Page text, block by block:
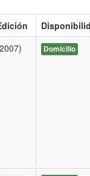
Domicilio